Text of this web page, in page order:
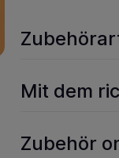
Mit dem
Zubehör